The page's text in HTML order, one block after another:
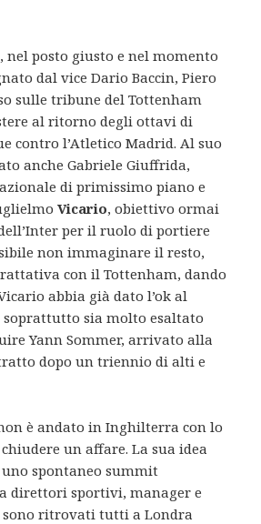
nel posto giusto e nel momento
dal vice Dario Baccin, Piero
sulle tribune del Tottenham
al ritorno degli ottavi di
contro l’Atletico Madrid. Al suo
anche Gabriele Giuffrida,
di primissimo piano e
Vicario, obiettivo ormai
per il ruolo di portiere
non immaginare il resto,
con il Tottenham, dando
abbia già dato l’ok al
sia molto esaltato
Yann Sommer, arrivato alla
dopo un triennio di alti e
è andato in Inghilterra con lo
un affare. La sua idea
spontaneo summit
direttori sportivi, manager e
sono ritrovati tutti a Londra